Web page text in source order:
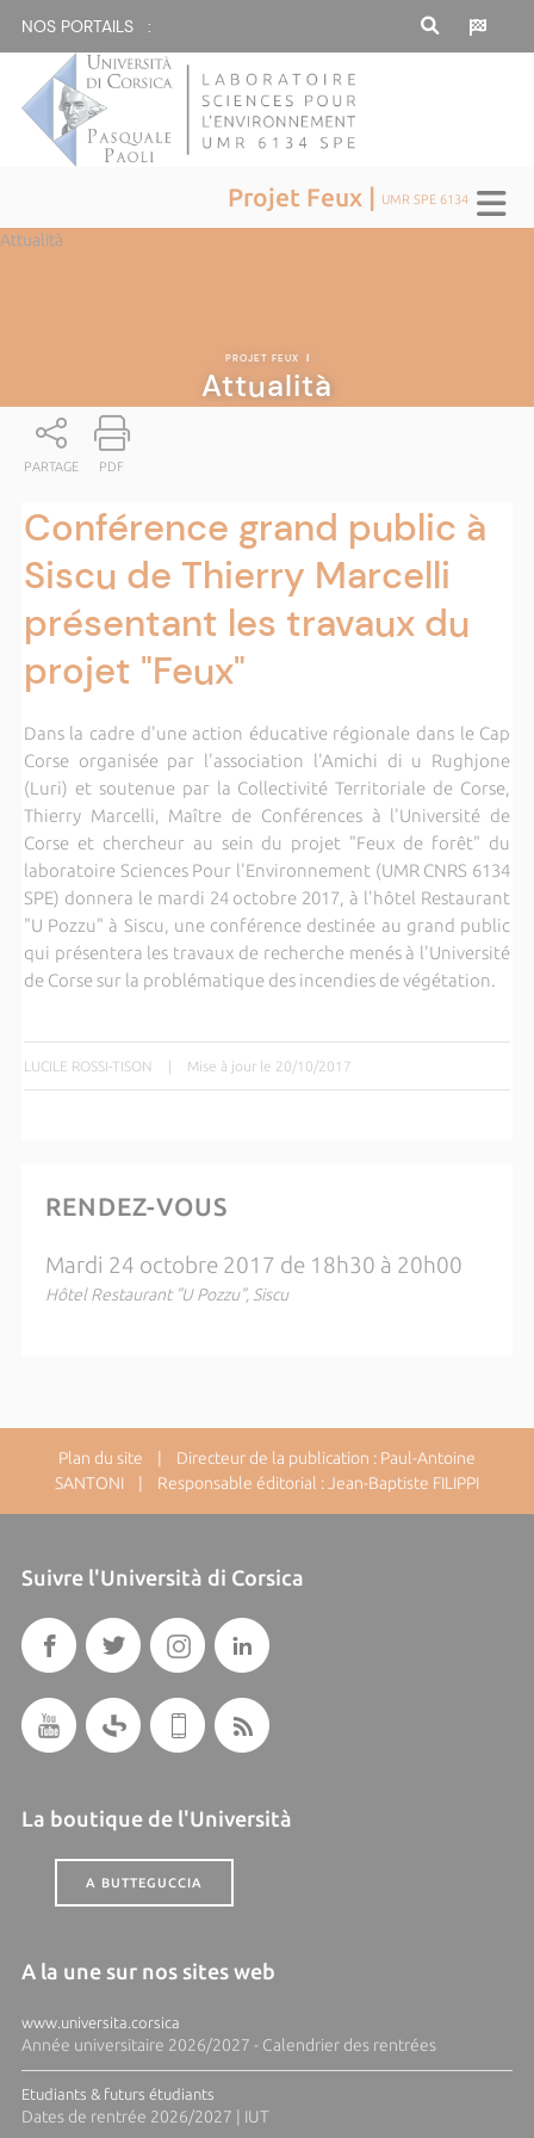
NOS PORTAILS :
Projet Feux | UMR SPE 6134
Attualità
PROJET FEUX |
Attualità
PARTAGE PDF
Conférence grand public à
Siscu de Thierry Marcelli
présentant les travaux du
projet "Feux"
Dans la cadre d'une action éducative régionale dans le Cap
Corse organisée par l'association l'Amichi di u Rughjone
(Luri) et soutenue par la Collectivité Territoriale de Corse,
Thierry Marcelli, Maître de Conférences à l'Université de
Corse et chercheur au sein du projet "Feux de forêt" du
laboratoire Sciences Pour l'Environnement (UMR CNRS 6134
SPE) donnera le mardi 24 octobre 2017, à l'hôtel Restaurant
"U Pozzu" à Siscu, une conférence destinée au grand public
qui présentera les travaux de recherche menés à l'Université
de Corse sur la problématique des incendies de végétation.
LUCILE ROSSI-TISON | Mise à jour le 20/10/2017
RENDEZ-VOUS
Mardi 24 octobre 2017 de 18h30 à 20h00
Hôtel Restaurant "U Pozzu", Siscu
Plan du site | Directeur de la publication : Paul-Antoine
SANTONI | Responsable éditorial : Jean-Baptiste FILIPPI
Suivre l'Università di Corsica
La boutique de l'Università
A BUTTEGUCCIA
A la une sur nos sites web
www.universita.corsica
Année universitaire 2026/2027 - Calendrier des rentrées
Etudiants & futurs étudiants
Dates de rentrée 2026/2027 | IUT